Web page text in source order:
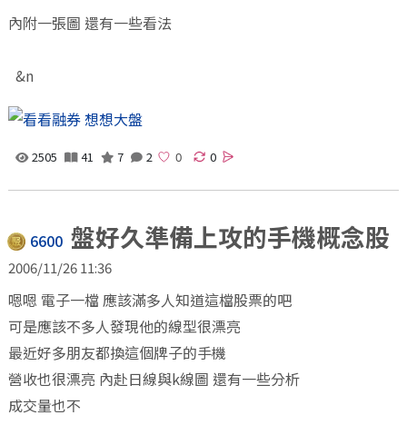
內附一張圖 還有一些看法
&n
2505 41 7 2 0
6600 盤好久準備上攻的手機概念股
2006/11/26 11:36
嗯嗯 電子一檔 應該滿多人知道這檔股票的吧
可是應該不多人發現他的線型很漂亮
最近好多朋友都換這個牌子的手機
營收也很漂亮 內赴日線與k線圖 還有一些分析
成交量也不